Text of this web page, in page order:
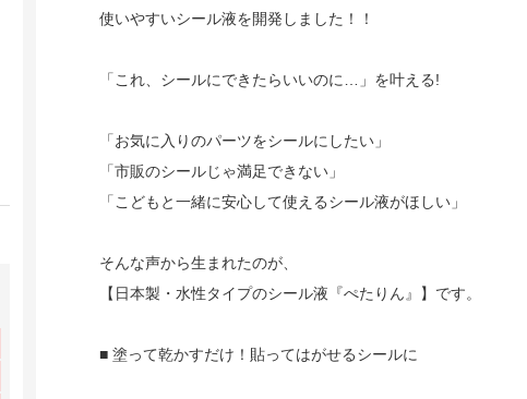
使いやすいシール液を開発しました！！
「これ、シールにできたらいいのに…」を叶える!
「お気に入りのパーツをシールにしたい」
「市販のシールじゃ満足できない」
「こどもと一緒に安心して使えるシール液がほしい」
そんな声から生まれたのが、
【日本製・水性タイプのシール液『ぺたりん』】です。
■ 塗って乾かすだけ！貼ってはがせるシールに